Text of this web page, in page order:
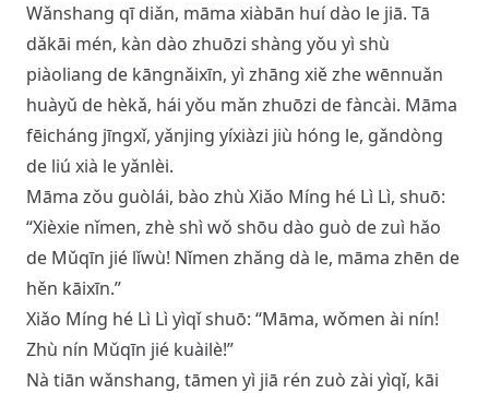
Wǎnshang qī diǎn, māma xiàbān huí dào le jiā. Tā
dǎkāi mén, kàn dào zhuōzi shàng yǒu yì shù
piàoliang de kāngnǎixīn, yì zhāng xiě zhe wēnnuǎn
huàyǔ de hèkǎ, hái yǒu mǎn zhuōzi de fàncài. Māma
fēicháng jīngxǐ, yǎnjing yíxiàzi jiù hóng le, gǎndòng
de liú xià le yǎnlèi.
Māma zǒu guòlái, bào zhù Xiǎo Míng hé Lì Lì, shuō:
“Xièxie nǐmen, zhè shì wǒ shōu dào guò de zuì hǎo
de Mǔqīn jié lǐwù! Nǐmen zhǎng dà le, māma zhēn de
hěn kāixīn.”
Xiǎo Míng hé Lì Lì yìqǐ shuō: “Māma, wǒmen ài nín!
Zhù nín Mǔqīn jié kuàilè!”
Nà tiān wǎnshang, tāmen yì jiā rén zuò zài yìqǐ, kāi